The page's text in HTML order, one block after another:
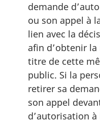
demande
ou son appel à
lien avec la
afin d’obtenir
titre de cette
public. Si la
retirer sa
son appel
d’autorisation